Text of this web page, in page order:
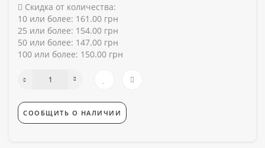
Скидка от количества:
10 или более: 161.00 грн
25 или более: 154.00 грн
50 или более: 147.00 грн
100 или более: 150.00 грн
СООБЩИТЬ О НАЛИЧИИ